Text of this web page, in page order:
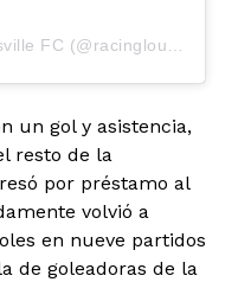
A post shared by Racing Louisville FC (@racinglouisvillefc)
un gol y asistencia,
resto de la
por préstamo al
volvió a
en nueve partidos
de goleadoras de la